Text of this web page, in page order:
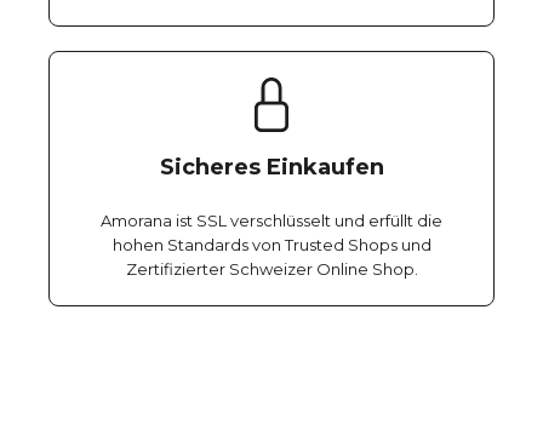
Sicheres Einkaufen
Amorana ist SSL verschlüsselt und erfüllt die
hohen Standards von Trusted Shops und
Zertifizierter Schweizer Online Shop.